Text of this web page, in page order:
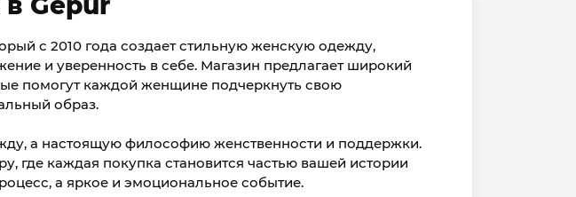
с 2010 года создает стильную женскую одежду,
и уверенность в себе. Магазин предлагает широкий
помогут каждой женщине подчеркнуть свою
образ.
а настоящую философию женственности и поддержки.
где каждая покупка становится частью вашей истории
а яркое и эмоциональное событие.